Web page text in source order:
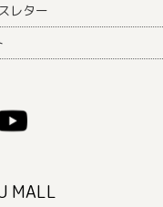
レター
MALL